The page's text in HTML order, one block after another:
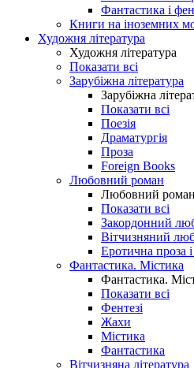
Фантастика і
Книги на іноземних
Художня література
Художня література
Показати всі
Зарубіжна література
Зарубіжна
Показати всі
Поезія
Драматургія
Проза
Foreign Books
Любовний роман
Любовний роман
Показати всі
Закордонний
Вітчизняний
Еротична проза і
Фантастика. Містика
Фантастика.
Показати всі
Фентезі
Жахи
Містика
Фантастика
Вітчизняна література